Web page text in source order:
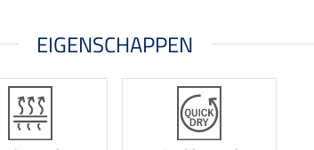
EIGENSCHAPPEN